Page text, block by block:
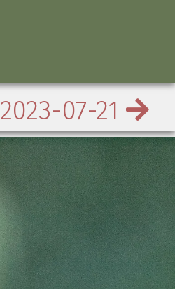
2023-07-21